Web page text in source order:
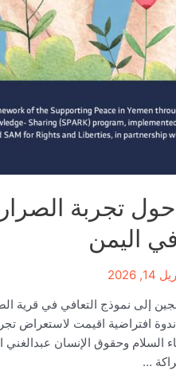
تجربة
في اليمن
14, 2026
إلى نموذج التعافي في قرية
افتراضية اقيمت لاستعراض
السلام وحقوق الإنسان